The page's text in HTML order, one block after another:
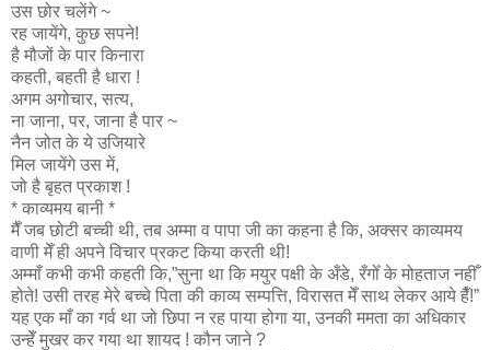
उस छोर चलेंगे ~
रह जायेंगे, कुछ सपने!
है मौजों के पार किनारा
कहती, बहती है धारा !
अगम अगोचार, सत्य,
ना जाना, पर, जाना है पार ~
नैन जोत के ये उजियारे
मिल जायेंगे उस में,
जो है बृहत प्रकाश !
* काव्यमय बानी *
मैँ जब छोटी बच्ची थी, तब अम्मा व पापा जी का कहना है कि, अक्सर काव्यमय
वाणी मेँ ही अपने विचार प्रकट किया करती थी!
अम्माँ कभी कभी कहती कि,”सुना था कि मयुर पक्षी के अँडे, रँगोँ के मोहताज नहीँ
होते! उसी तरह मेरे बच्चे पिता की काव्य सम्पत्ति, विरासत मेँ साथ लेकर आये हैँ!”
यह एक माँ का गर्व था जो छिपा न रह पाया होगा या, उनकी ममता का अधिकार
उन्हेँ मुखर कर गया था शायद ! कौन जाने ?